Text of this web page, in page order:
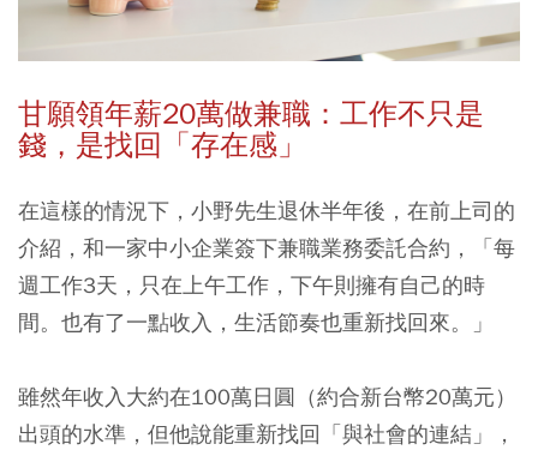
甘願領年薪20萬做兼職：工作不只是
錢，是找回「存在感」
在這樣的情況下，小野先生退休半年後，在前上司的
介紹，和一家中小企業簽下兼職業務委託合約，「每
週工作3天，只在上午工作，下午則擁有自己的時
間。也有了一點收入，生活節奏也重新找回來。」
雖然年收入大約在100萬日圓（約合新台幣20萬元）
出頭的水準，但他說能重新找回「與社會的連結」，